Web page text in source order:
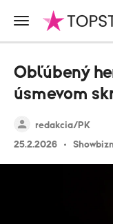
redakcia/PK
25.2.2026
Obľúbený
úsmevom